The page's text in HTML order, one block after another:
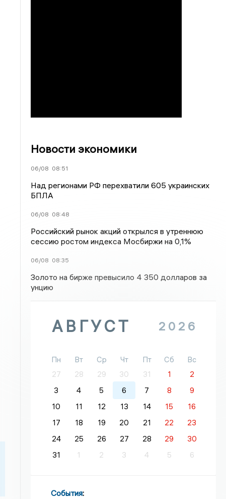
Новости экономики
06/08 08:51
Над регионами РФ перехватили 605 украинских
БПЛА
06/08 08:48
Российский рынок акций открылся в утреннюю
сессию ростом индекса Мосбиржи на 0,1%
06/08 08:35
Золото на бирже превысило 4 350 долларов за
унцию
АВГУСТ 2026
Пн Вт Ср Чт Пт Сб
Вс
27
28 29 30 31 1
2
3
4 5 6 7 8
9
10
11 12 13 14 15
16
17
18 19 20 21 22
23
24
25 26 27 28 29
30
31
1 2 3 4 5 6
События: